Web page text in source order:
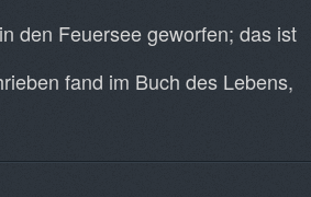
den Feuersee geworfen; das ist
fand im Buch des Lebens,